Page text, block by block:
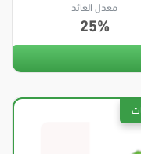
معدل العائد
25